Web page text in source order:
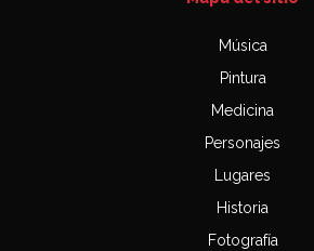
Música
Pintura
Medicina
Personajes
Lugares
Historia
Fotografía